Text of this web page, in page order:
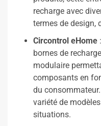
recharge avec
termes de design,
Circontrol eHome
bornes de
modulaire
composants en
du
variété de
situations.